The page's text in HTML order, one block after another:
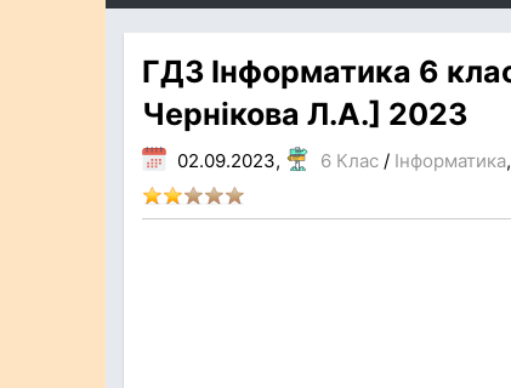
ГДЗ Інформатика 6
Чернікова Л.А.] 2023
02.09.2023, 6 Клас / Інформатика,